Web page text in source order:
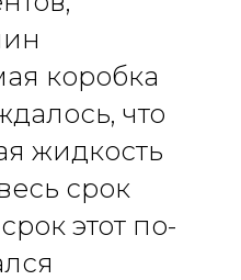
коробка
что
жидкость
срок
этот по-